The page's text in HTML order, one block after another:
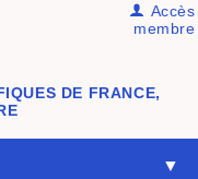
DE FRANCE,
Accès
membre
▼